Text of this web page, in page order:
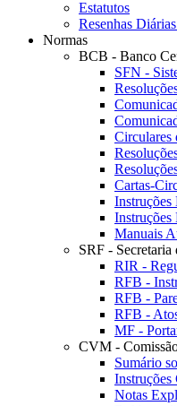
Estatutos
Resenhas
Normas
BCB - Banco
SFN -
Circulares
Cartas-
Instruções
Manuais
SRF - Secretaria
RIR -
RFB -
RFB -
RFB -
MF -
CVM -
Sumário
Notas